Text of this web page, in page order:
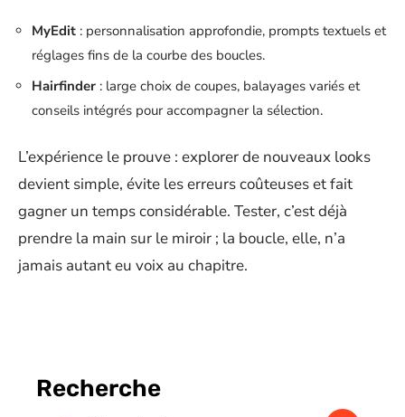
MyEdit : personnalisation approfondie, prompts textuels et
réglages fins de la courbe des boucles.
Hairfinder : large choix de coupes, balayages variés et
conseils intégrés pour accompagner la sélection.
L’expérience le prouve : explorer de nouveaux looks
devient simple, évite les erreurs coûteuses et fait
gagner un temps considérable. Tester, c’est déjà
prendre la main sur le miroir ; la boucle, elle, n’a
jamais autant eu voix au chapitre.
Recherche